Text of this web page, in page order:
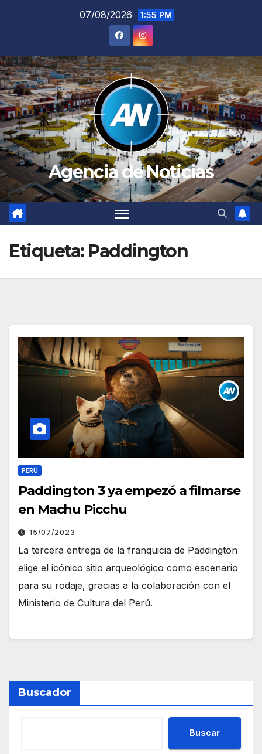
07/08/2026 1:55 PM
Agencia de Noticias
Etiqueta: Paddington
PERÚ
Paddington 3 ya empezó a filmarse
en Machu Picchu
15/07/2023
La tercera entrega de la franquicia de Paddington
elige el icónico sitio arqueológico como escenario
para su rodaje, gracias a la colaboración con el
Ministerio de Cultura del Perú.
Buscador
Buscar